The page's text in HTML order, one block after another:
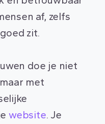
af, zelfs
zit.
doe je niet
met
website. Je